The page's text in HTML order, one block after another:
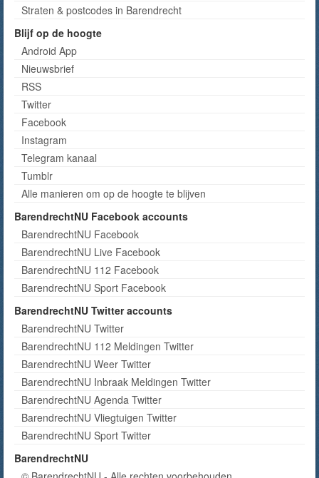
Straten & postcodes in Barendrecht
Blijf op de hoogte
Android App
Nieuwsbrief
RSS
Twitter
Facebook
Instagram
Telegram kanaal
Tumblr
Alle manieren om op de hoogte te blijven
BarendrechtNU Facebook accounts
BarendrechtNU Facebook
BarendrechtNU Live Facebook
BarendrechtNU 112 Facebook
BarendrechtNU Sport Facebook
BarendrechtNU Twitter accounts
BarendrechtNU Twitter
BarendrechtNU 112 Meldingen Twitter
BarendrechtNU Weer Twitter
BarendrechtNU Inbraak Meldingen Twitter
BarendrechtNU Agenda Twitter
BarendrechtNU Vliegtuigen Twitter
BarendrechtNU Sport Twitter
BarendrechtNU